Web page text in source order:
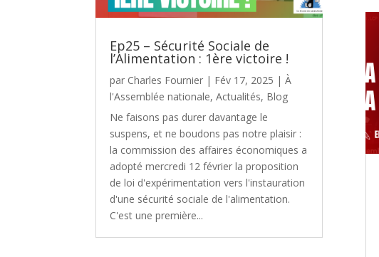
Ep25 – Sécurité Sociale de
l’Alimentation : 1ère victoire !
par Charles Fournier | Fév 17, 2025 |À
l'Assemblée nationale,Actualités, Blog
Ne faisons pas durer davantage le
suspens, et ne boudons pas notre plaisir :
la commission des affaires économiques a
adopté mercredi 12 février la proposition
de loi d'expérimentation vers l'instauration
d'une sécurité sociale de l'alimentation.
C'est une première...